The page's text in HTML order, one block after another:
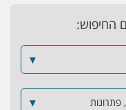
החיפוש:
▼
פתרונות ▼